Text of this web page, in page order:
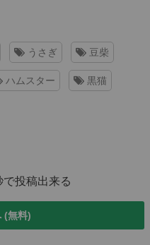
うさぎ 豆柴
ハムスター 黒猫
投稿出来る
(無料)